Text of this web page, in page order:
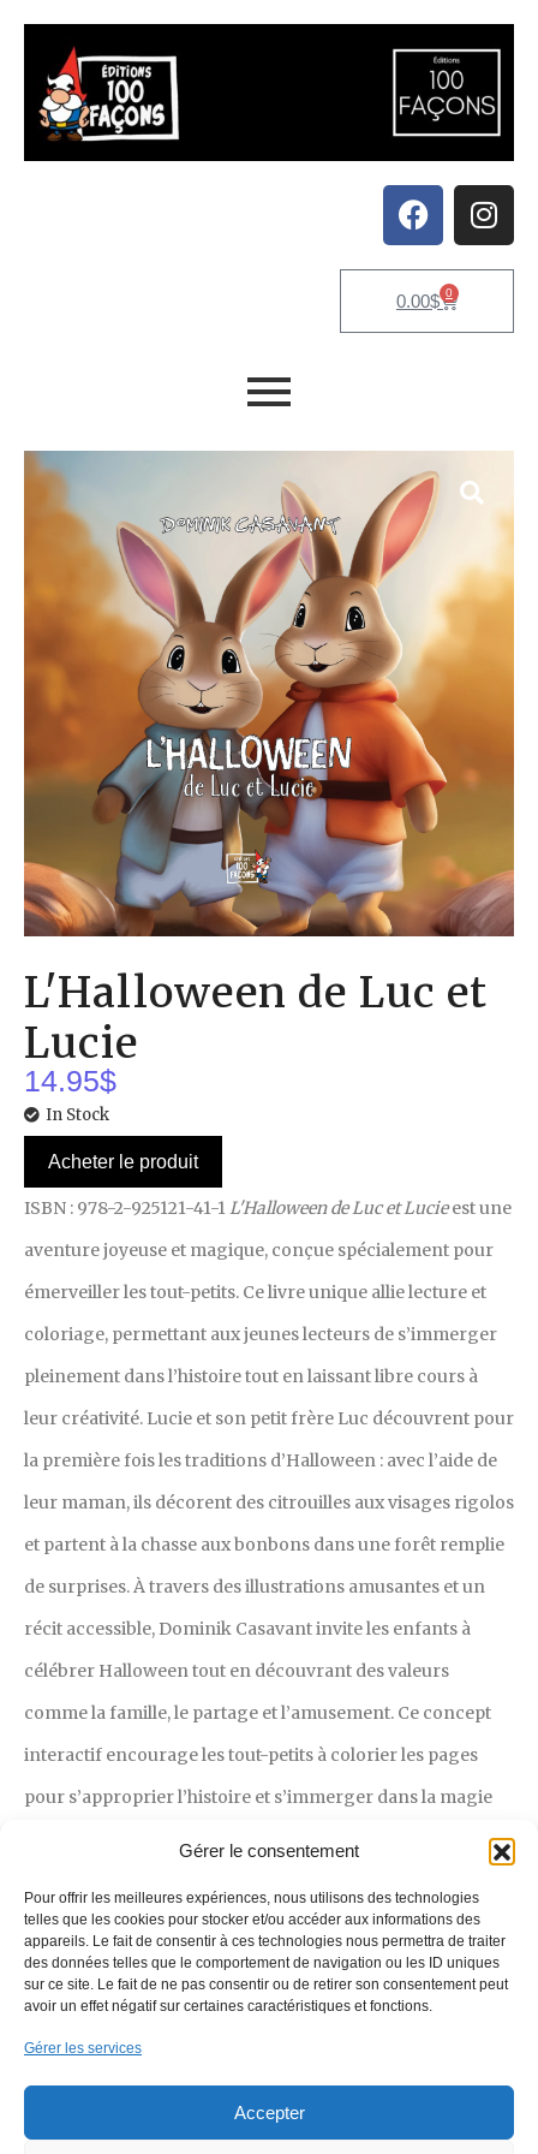
Gérer le consentement
Pour offrir les meilleures expériences, nous utilisons des technologies
telles que les cookies pour stocker et/ou accéder aux informations des
appareils. Le fait de consentir à ces technologies nous permettra de traiter
des données telles que le comportement de navigation ou les ID uniques
sur ce site. Le fait de ne pas consentir ou de retirer son consentement peut
avoir un effet négatif sur certaines caractéristiques et fonctions.
Gérer les services
Accepter
0.00$ 0
L'Halloween de Luc et
Lucie
14.95$
In Stock
Acheter le produit
ISBN : 978-2-925121-41-1L'Halloween de Luc et Lucieest une
aventure joyeuse et magique, conçue spécialement pour
émerveiller les tout-petits. Ce livre unique allie lecture et
coloriage, permettant aux jeunes lecteurs de s’immerger
pleinement dans l’histoire tout en laissant libre cours à
leur créativité. Lucie et son petit frère Luc découvrent pour
la première fois les traditions d’Halloween : avec l’aide de
leur maman, ils décorent des citrouilles aux visages rigolos
et partent à la chasse aux bonbons dans une forêt remplie
de surprises. À travers des illustrations amusantes et un
récit accessible, Dominik Casavant invite les enfants à
célébrer Halloween tout en découvrant des valeurs
comme la famille, le partage et l’amusement. Ce concept
interactif encourage les tout-petits à colorier les pages
pour s’approprier l’histoire et s’immerger dans la magie
d’Halloween aux côtés de Luc et Lucie.
L'Halloween de Luc
l’esprit d’Halloween de façon ludique et douce, et pour
passer des moments agréables en famille. Rejoignez Luc
et Lucie dans cette aventure qui promet des rires et de la
créativité – le livre idéal pour rendre la saison des
citrouilles encore plus spéciale!